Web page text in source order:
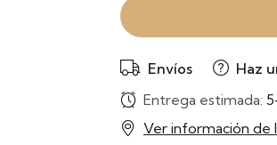
Envíos Haz
Entrega estimada:
Ver información de